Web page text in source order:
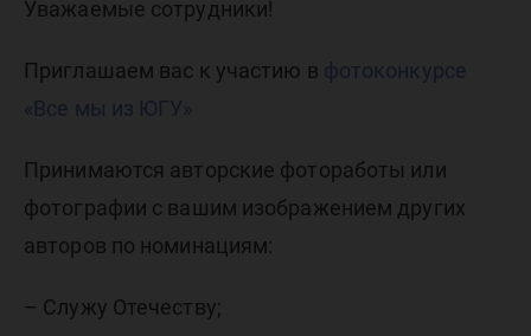
ЮГУ»
Уважаемые сотрудники!
Приглашаем вас к участию в фотоконкурсе
«Все мы из ЮГУ»
Принимаются авторские фотоработы или
фотографии с вашим изображением других
авторов по номинациям:
– Служу Отечеству;